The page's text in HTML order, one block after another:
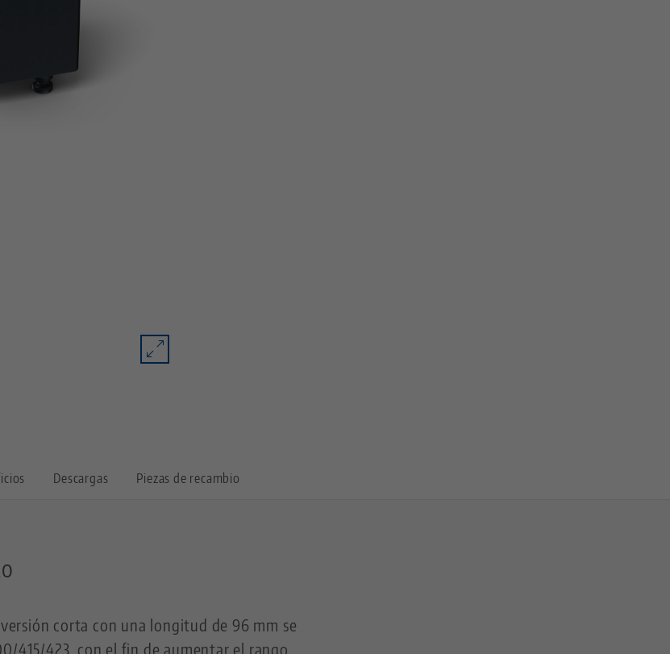
Descargas Piezas de recambio
corta con una longitud de 96 mm se
415/423, con el fin de aumentar el rango